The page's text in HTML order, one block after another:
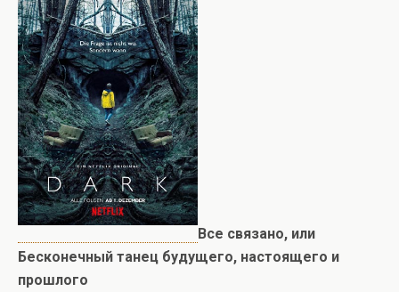
Все связано, или
Бесконечный танец будущего, настоящего и
прошлого